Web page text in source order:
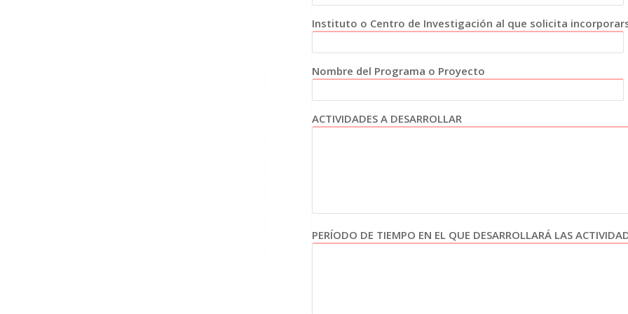
Instituto o Centro de Investigación al que solicita
Nombre del Programa o Proyecto
ACTIVIDADES A DESARROLLAR
PERÍODO DE TIEMPO EN EL QUE DESARROLLARÁ LAS